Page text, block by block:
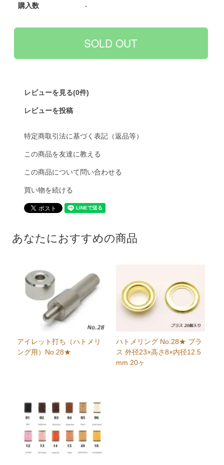
購入数 -
レビューを見る(0件)
レビューを投稿
特定商取引法に基づく表記（返品等）
この商品を友達に教える
この商品について問い合わせる
買い物を続ける
あなたにおすすめの商品
アイレット打ち（ハトメリ
ング用）No.28★
ハトメリング No.28★ ブラ
ス 外径23×高さ8×内径12.5
mm 20ヶ